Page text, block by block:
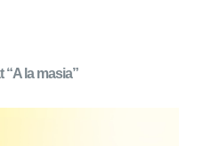
“A la masia”